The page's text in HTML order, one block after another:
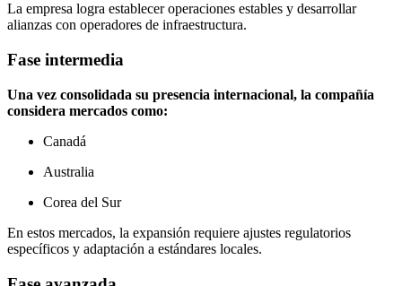
La empresa logra establecer operaciones estables y desarrollar
alianzas con operadores de infraestructura.
Fase intermedia
Una vez consolidada su presencia internacional, la compañía
considera mercados como:
Canadá
Australia
Corea del Sur
En estos mercados, la expansión requiere ajustes regulatorios
específicos y adaptación a estándares locales.